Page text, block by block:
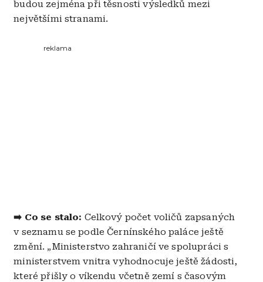
budou zejména při těsnosti výsledků mezi
největšími stranami.
reklama
➡️ Co se stalo: Celkový počet voličů zapsaných
v seznamu se podle Černínského paláce ještě
změní. „Ministerstvo zahraničí ve spolupráci s
ministerstvem vnitra vyhodnocuje ještě žádosti,
které přišly o víkendu včetně zemí s časovým